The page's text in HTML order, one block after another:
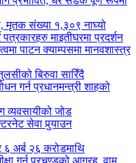
मृतक संख्या १,३०९ नाघ्यो
पत्रकारहरु माइतीघरमा प्रदर्शन
पाटन क्याम्पसमा मानवशास्त्र
बिरुवा सारिँदै
गर्न प्रधानमन्त्री शाहको
व्यवसायीको जोड
सेवा पुर्‍याउन
अर्ब २६ करोडमाथि
गर्न प्रचण्डको आग्रह, वाम